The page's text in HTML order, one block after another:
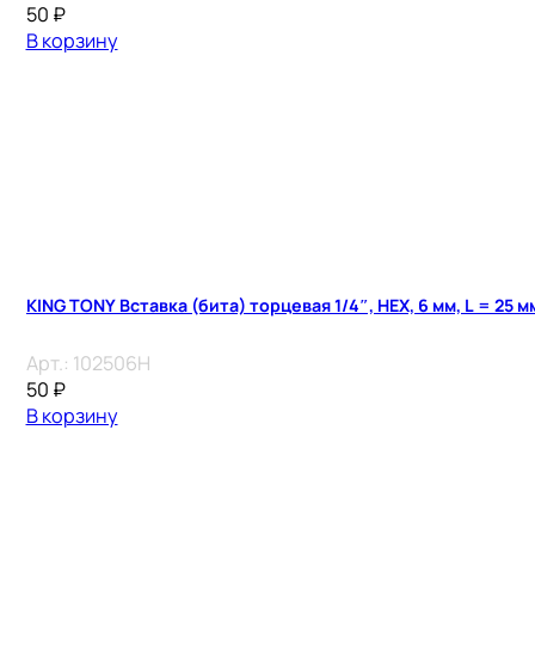
50 ₽
В корзину
KING TONY Вставка (бита) торцевая 1/4″, HEX, 6 мм, L = 25
Арт.: 102506H
50 ₽
В корзину